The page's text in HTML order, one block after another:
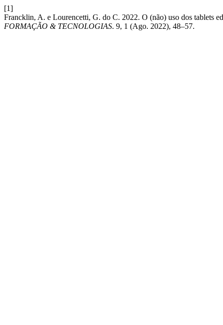
[1]
Francklin, A. e Lourencetti, G. do C. 2022. O (não) uso dos tablets
FORMAÇÃO & TECNOLOGIAS. 9, 1 (Ago. 2022), 48–57.